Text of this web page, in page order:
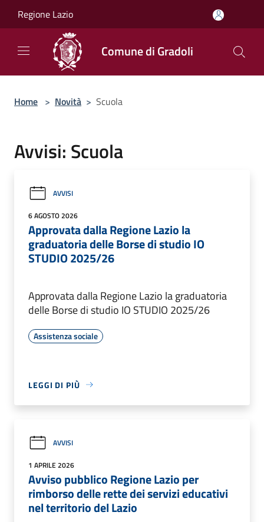
Regione Lazio
Comune di Gradoli
Home > Novità > Scuola
Avvisi: Scuola
AVVISI
6 AGOSTO 2026
Approvata dalla Regione Lazio la
graduatoria delle Borse di studio IO
STUDIO 2025/26
Approvata dalla Regione Lazio la graduatoria
delle Borse di studio IO STUDIO 2025/26
Assistenza sociale
LEGGI DI PIÙ
AVVISI
1 APRILE 2026
Avviso pubblico Regione Lazio per
rimborso delle rette dei servizi educativi
nel territorio del Lazio